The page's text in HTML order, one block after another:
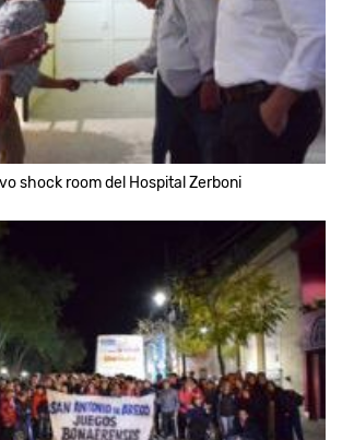
shock room del Hospital Zerboni